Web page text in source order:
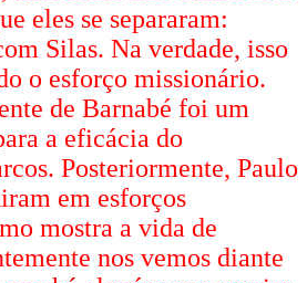
eles se separaram:
Silas. Na verdade, isso
o esforço missionário.
de Barnabé foi um
a eficácia do
Posteriormente, Paulo
em esforços
mostra a vida de
nos vemos diante